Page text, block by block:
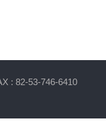
: 82-53-746-6410